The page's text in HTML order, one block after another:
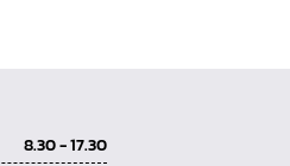
8.30 - 17.30